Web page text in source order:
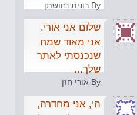
By רונית נחושתן
שלום אני אורי.
אני מאוד שמח
שנכנסתי לאתר
שלך...
By אורי חזן
הי, אני מחדרה,